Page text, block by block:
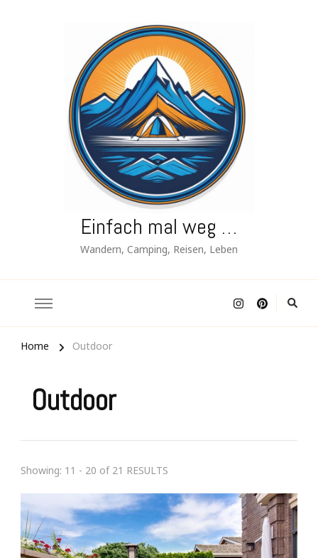
Einfach mal weg …
Wandern, Camping, Reisen, Leben
Home Outdoor
Outdoor
Showing: 11 - 20 of 21 RESULTS